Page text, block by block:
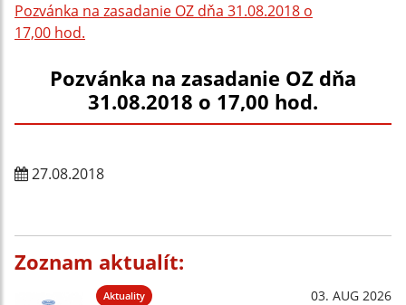
Pozvánka na zasadanie OZ dňa 31.08.2018 o
17,00 hod.
Pozvánka na zasadanie OZ dňa
31.08.2018 o 17,00 hod.
27.08.2018
Zoznam aktualít:
Aktuality 03. AUG 2026